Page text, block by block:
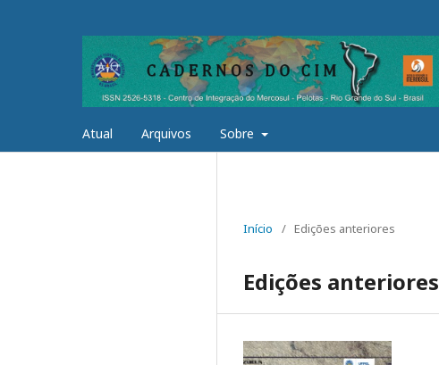
Atual Arquivos Sobre
Início / Edições anteriores
Edições anteriores